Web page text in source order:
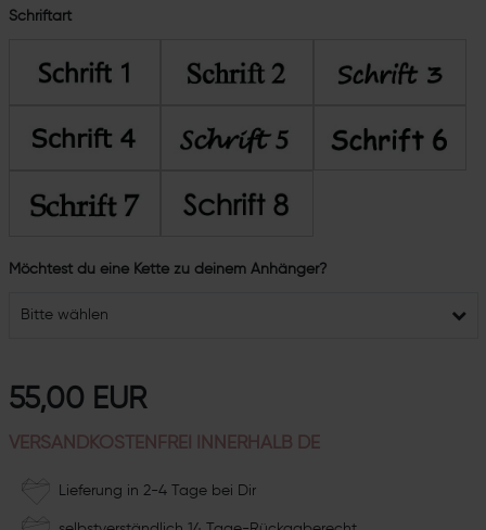
Schriftart
Möchtest du eine Kette zu deinem Anhänger?
Bitte wählen
55,00 EUR
VERSANDKOSTENFREI INNERHALB DE
Lieferung in 2-4 Tage bei Dir